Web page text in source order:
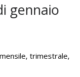
gennaio
trimestrale,